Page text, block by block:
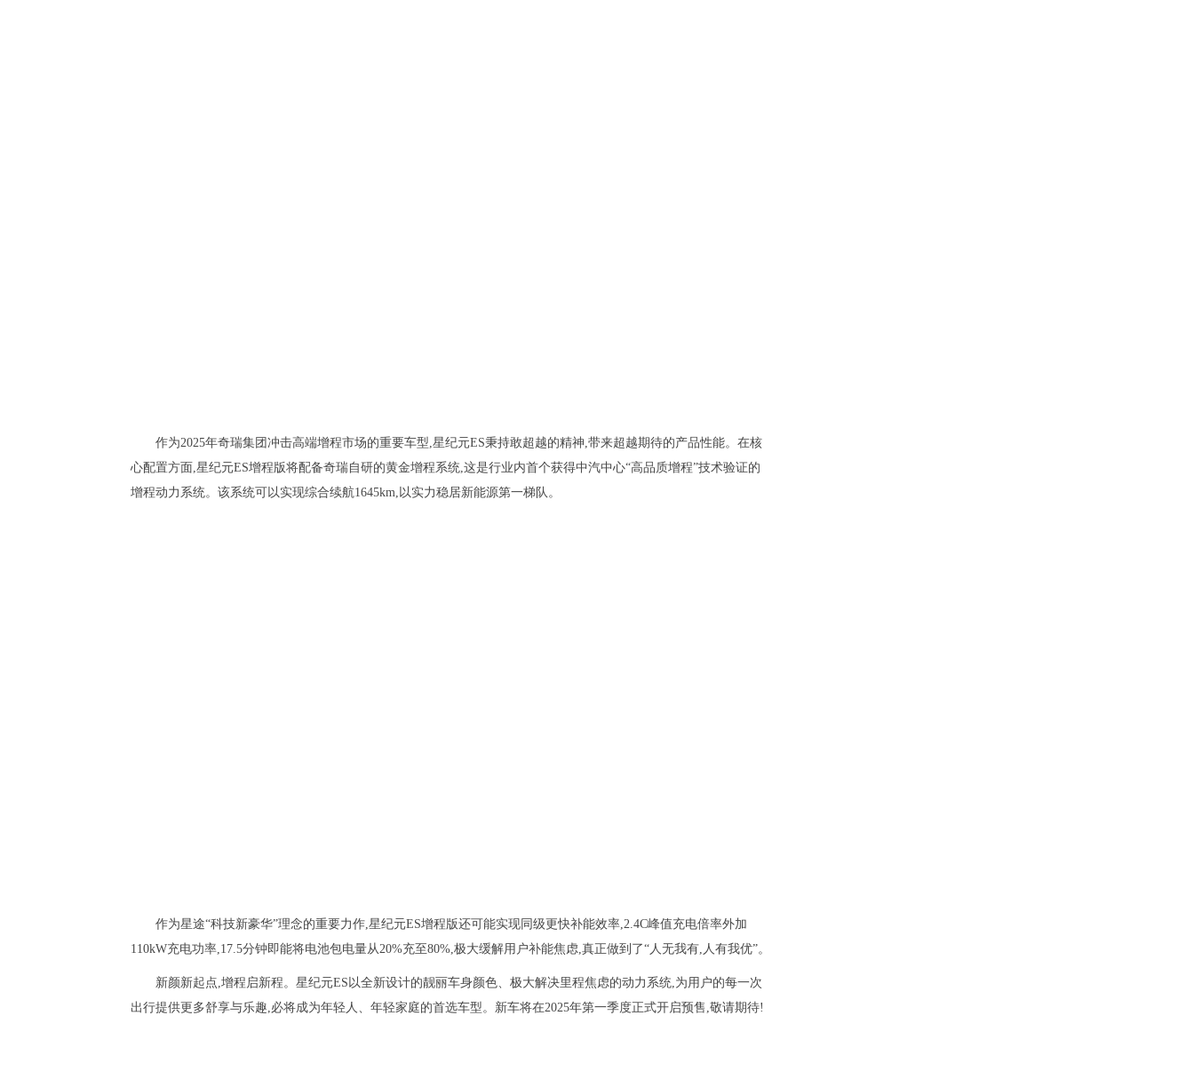
作为2025年奇瑞集团冲击高端增程市场的重要车型,星纪元ES秉持敢超越的精神,带来超越期待的产品性能。在核
心配置方面,星纪元ES增程版将配备奇瑞自研的黄金增程系统,这是行业内首个获得中汽中心“高品质增程”技术验证的
增程动力系统。该系统可以实现综合续航1645km,以实力稳居新能源第一梯队。
作为星途“科技新豪华”理念的重要力作,星纪元ES增程版还可能实现同级更快补能效率,2.4C峰值充电倍率外加
110kW充电功率,17.5分钟即能将电池包电量从20%充至80%,极大缓解用户补能焦虑,真正做到了“人无我有,人有我优”。
新颜新起点,增程启新程。星纪元ES以全新设计的靓丽车身颜色、极大解决里程焦虑的动力系统,为用户的每一次
出行提供更多舒享与乐趣,必将成为年轻人、年轻家庭的首选车型。新车将在2025年第一季度正式开启预售,敬请期待!